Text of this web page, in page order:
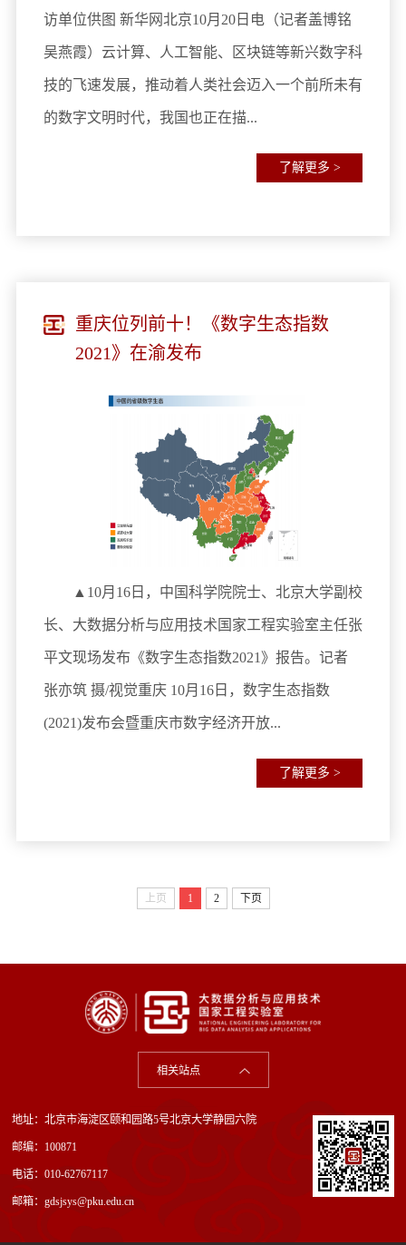
访单位供图 新华网北京10月20日电（记者盖博铭
吴燕霞）云计算、人工智能、区块链等新兴数字科
技的飞速发展，推动着人类社会迈入一个前所未有
的数字文明时代，我国也正在描...
了解更多 >
重庆位列前十！《数字生态指数
2021》在渝发布
▲10月16日，中国科学院院士、北京大学副校
长、大数据分析与应用技术国家工程实验室主任张
平文现场发布《数字生态指数2021》报告。记者
张亦筑 摄/视觉重庆 10月16日，数字生态指数
(2021)发布会暨重庆市数字经济开放...
了解更多 >
上页 1 2 下页
相关站点
地址：北京市海淀区颐和园路5号北京大学静园六院
邮编：100871
电话：010-62767117
邮箱：gdsjsys@pku.edu.cn